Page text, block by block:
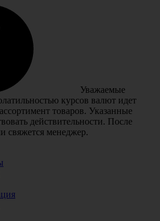
Уважаемые
курсов валют идет
товаров. Указанные
действительности. После
свяжется менеджер.